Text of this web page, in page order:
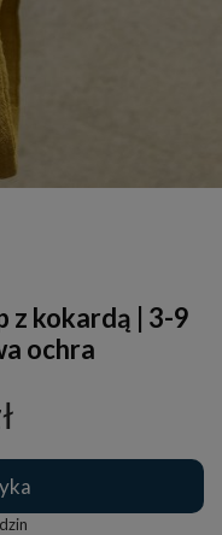
z kokardą | 3-9
ochra